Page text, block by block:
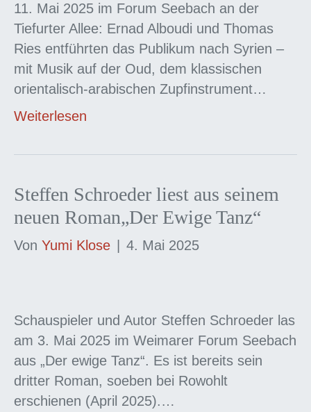
11. Mai 2025 im Forum Seebach an der
Tiefurter Allee: Ernad Alboudi und Thomas
Ries entführten das Publikum nach Syrien –
mit Musik auf der Oud, dem klassischen
orientalisch-arabischen Zupfinstrument…
Weiterlesen
Steffen Schroeder liest aus seinem
neuen Roman„Der Ewige Tanz“
Von Yumi Klose 4. Mai 2025
Schauspieler und Autor Steffen Schroeder las
am 3. Mai 2025 im Weimarer Forum Seebach
aus „Der ewige Tanz“. Es ist bereits sein
dritter Roman, soeben bei Rowohlt
erschienen (April 2025).…